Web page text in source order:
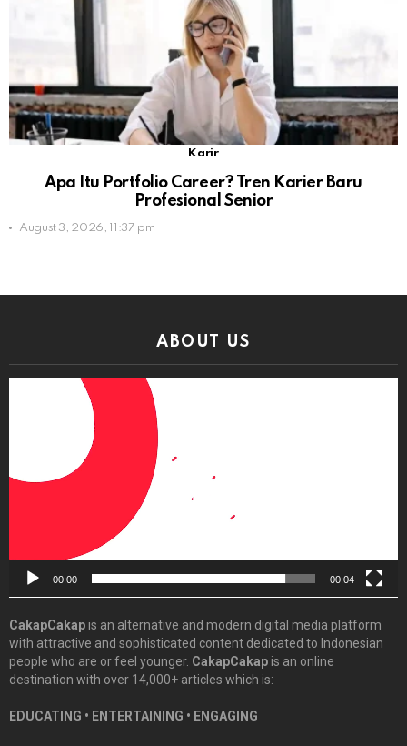
Karir
Apa Itu Portfolio Career? Tren Karier Baru
Profesional Senior
August 3, 2026, 11:37 pm
ABOUT US
00:00 00:04
CakapCakapis an alternative and modern digital media platform
with attractive and sophisticated content dedicated to Indonesian
people who are or feel younger. CakapCakapis an online
destination with over 14,000+ articles which is:
EDUCATING • ENTERTAINING • ENGAGING